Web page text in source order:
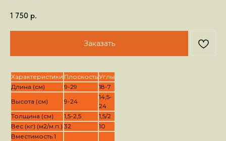
1 750 р.
Заказать
Характеристики ПлоскостьУглы
Длина (см)
9-29
18-7
Высота (см)
9-24
14,5-
24
Толщина (см)
1,5-2,5
1,5/2
Вес (кг) (м2/м.п.) 32
10
Вместимость 1